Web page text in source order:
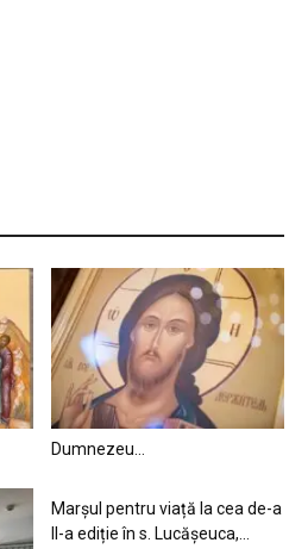
Dumnezeu…
Marșul pentru viață la cea de-a
II-a ediție în s. Lucășeuca,...